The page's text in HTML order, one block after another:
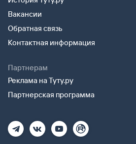
Вакансии
Обратная связь
Контактная информация
Партнерам
Реклама на Туту.ру
Партнерская программа